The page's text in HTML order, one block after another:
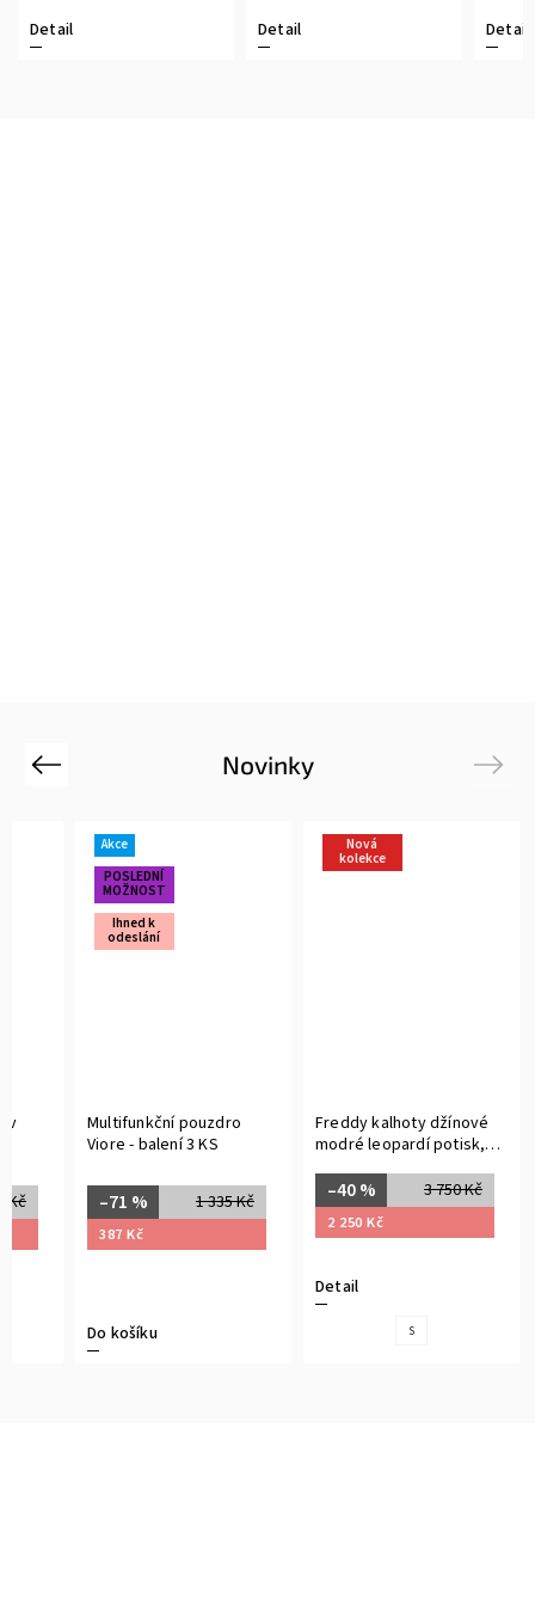
Detail Detail Detail
Novinky
Previous
v
Kč
Akce
POSLEDNÍ
MOŽNOST
Ihned k
odeslání
Multifunkční pouzdro
Viore - balení 3 KS
1 335 Kč
–71 %
387 Kč
Do košíku
Nová
kolekce
Freddy kalhoty džínové
modré leopardí potisk,
3 750 Kč
–40 %
2 250 Kč
Detail
S
Next